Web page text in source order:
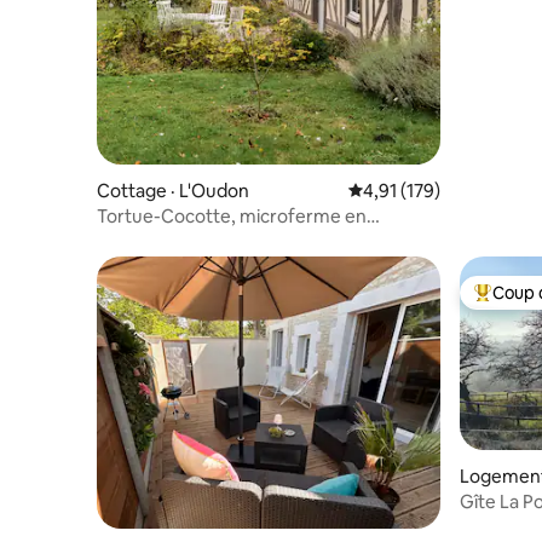
Cottage · L'Oudon Note moyenne de 4,91
4,91 (179)
Tortue-Cocotte, microferme en
pays d'Auge
CoupCoup
u
Gîte La